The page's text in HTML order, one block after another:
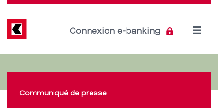
BCBE
Direkt
Inhalt
Connexion e-banking
Open
navigation
Communiqué de presse